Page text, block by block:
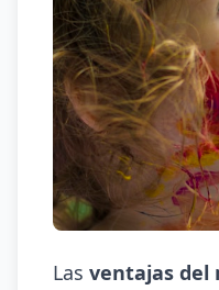
Las ventajas del